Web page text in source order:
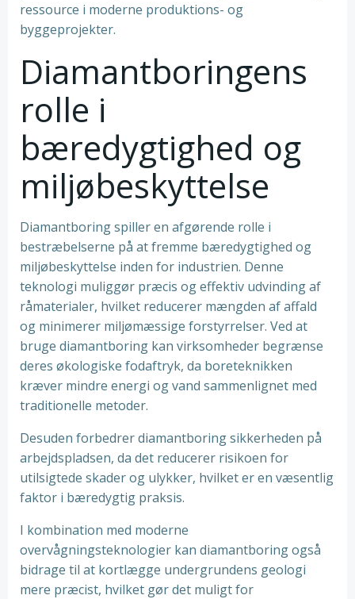
ressource i moderne produktions- og
byggeprojekter.
Diamantboringens
rolle i
bæredygtighed og
miljøbeskyttelse
Diamantboring spiller en afgørende rolle i
bestræbelserne på at fremme bæredygtighed og
miljøbeskyttelse inden for industrien. Denne
teknologi muliggør præcis og effektiv udvinding af
råmaterialer, hvilket reducerer mængden af affald
og minimerer miljømæssige forstyrrelser. Ved at
bruge diamantboring kan virksomheder begrænse
deres økologiske fodaftryk, da boreteknikken
kræver mindre energi og vand sammenlignet med
traditionelle metoder.
Desuden forbedrer diamantboring sikkerheden på
arbejdspladsen, da det reducerer risikoen for
utilsigtede skader og ulykker, hvilket er en væsentlig
faktor i bæredygtig praksis.
I kombination med moderne
overvågningsteknologier kan diamantboring også
bidrage til at kortlægge undergrundens geologi
mere præcist, hvilket gør det muligt for